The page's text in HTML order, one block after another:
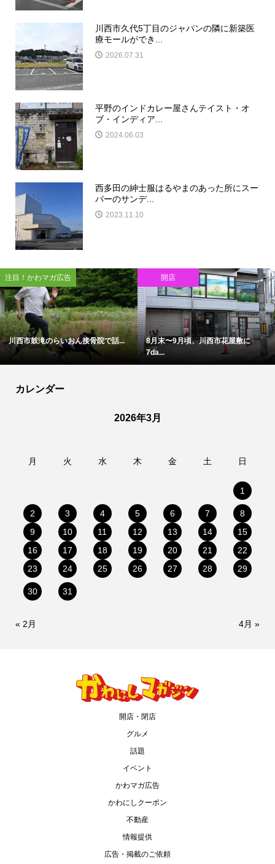
川西市久代5丁目のジャパンの隣に新築医
療モールができ...
2026.07.31
平野のインドカレー屋さんテイスト・オ
ブ・インディア...
2024.06.03
西多田の紳士服はるやまのあった所にスー
パーのサンデ...
2023.11.10
開店
8月末〜9月頃、川西市花屋敷に
7da...
閉店
アステ川西地下1階のIKKIが7月末...
カレンダー
2026年3月
月 火 水 木 金 土 日
1
2 3 4 5 6 7
8
9
10 11 12 13 14
15
16
17 18 19 20 21
22
23
24 25 26 27 28 29
30 31
« 2月 4月 »
開店・閉店
グルメ
話題
イベント
かわマガ広告
かわにしクーポン
不動産
情報提供
広告・掲載のご依頼
広告掲載について